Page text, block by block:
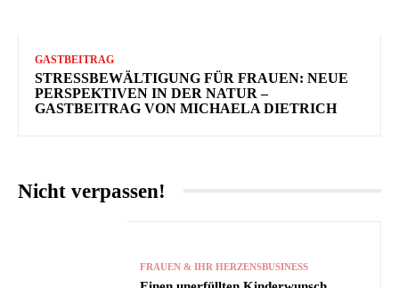
GASTBEITRAG
STRESSBEWÄLTIGUNG FÜR FRAUEN: NEUE
PERSPEKTIVEN IN DER NATUR –
GASTBEITRAG VON MICHAELA DIETRICH
Nicht verpassen!
FRAUEN & IHR HERZENSBUSINESS